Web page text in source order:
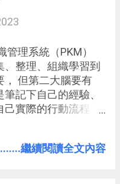
管理系統（PKM）
、整理、組織學習到
， 但第二大腦要有
記下自己的經驗、
實際的行動流程，
繼續閱讀全文內容